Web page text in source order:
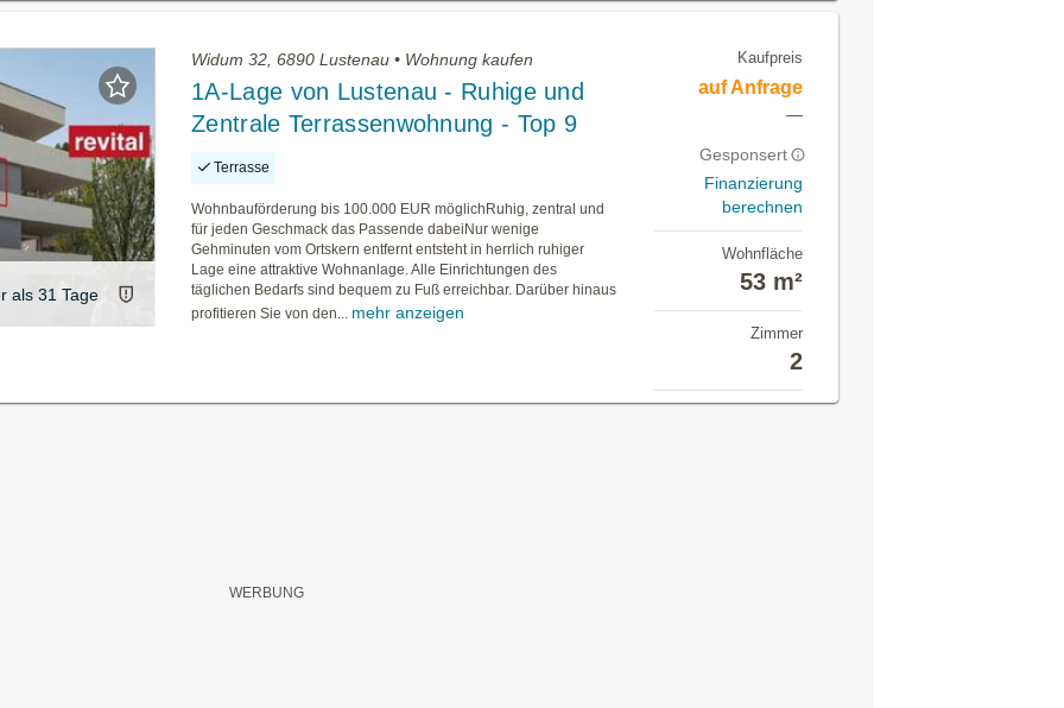
als 31 Tage
Widum 32, 6890 Lustenau • Wohnung kaufen
1A-Lage von Lustenau - Ruhige und
Zentrale Terrassenwohnung - Top 9
Terrasse
Wohnbauförderung bis 100.000 EUR möglichRuhig, zentral und
für jeden Geschmack das Passende dabeiNur wenige
Gehminuten vom Ortskern entfernt entsteht in herrlich ruhiger
Lage eine attraktive Wohnanlage. Alle Einrichtungen des
täglichen Bedarfs sind bequem zu Fuß erreichbar. Darüber hinaus
profitieren Sie von den... mehr anzeigen
Kaufpreis
auf Anfrage
—
Gesponsert
Finanzierung
berechnen
Wohnfläche
53 m²
Zimmer
2